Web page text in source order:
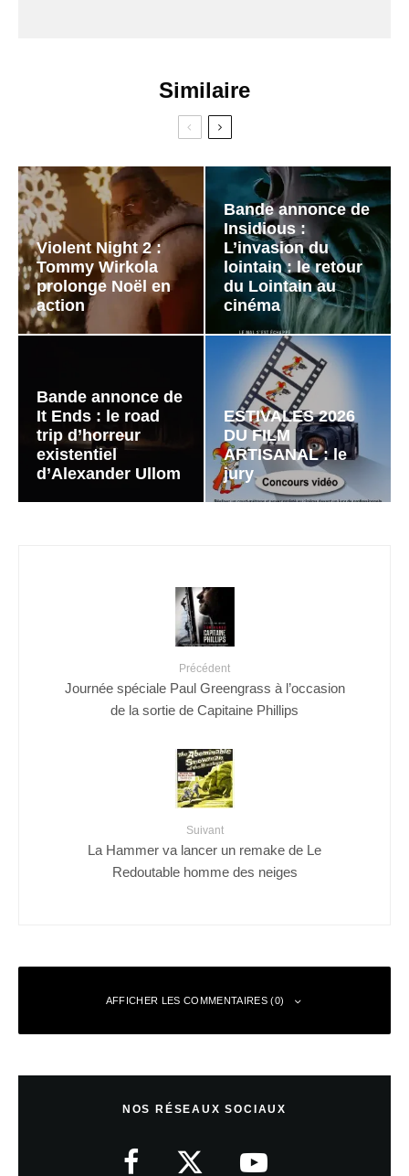
Similaire
Violent Night 2 :
Tommy Wirkola
prolonge Noël en
action
Bande annonce de
Insidious :
L’invasion du
lointain : le retour
du Lointain au
cinéma
Bande annonce de
It Ends : le road
trip d’horreur
existentiel
d’Alexander Ullom
ESTIVALES 2026
DU FILM
ARTISANAL : le
jury
Précédent
Journée spéciale Paul Greengrass à l’occasion
de la sortie de Capitaine Phillips
Suivant
La Hammer va lancer un remake de Le
Redoutable homme des neiges
AFFICHER LES COMMENTAIRES (0)
NOS RÉSEAUX SOCIAUX